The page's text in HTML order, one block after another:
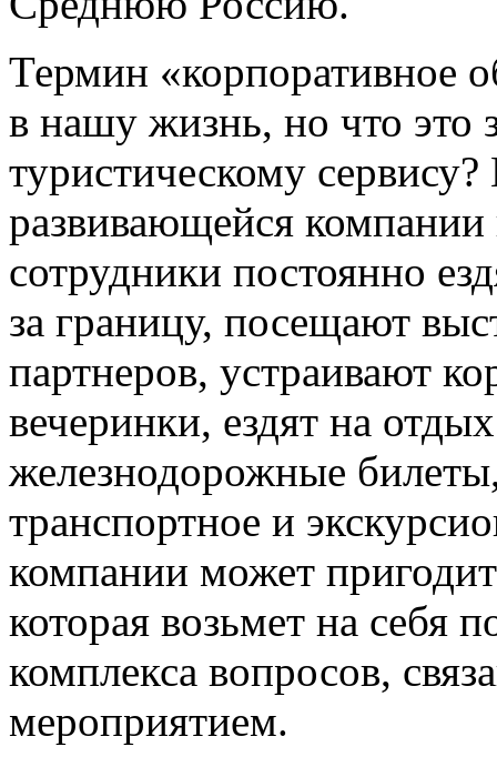
Термин «корпоративное
в нашу жизнь, но что это
туристическому
развивающейся компании
сотрудники постоянно
за границу, посещают
партнеров, устраивают
вечеринки, ездят на
железнодорожные
транспортное и
компании может
которая возьмет на себя
комплекса вопросов,
мероприятием.